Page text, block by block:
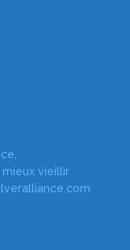
vieillir